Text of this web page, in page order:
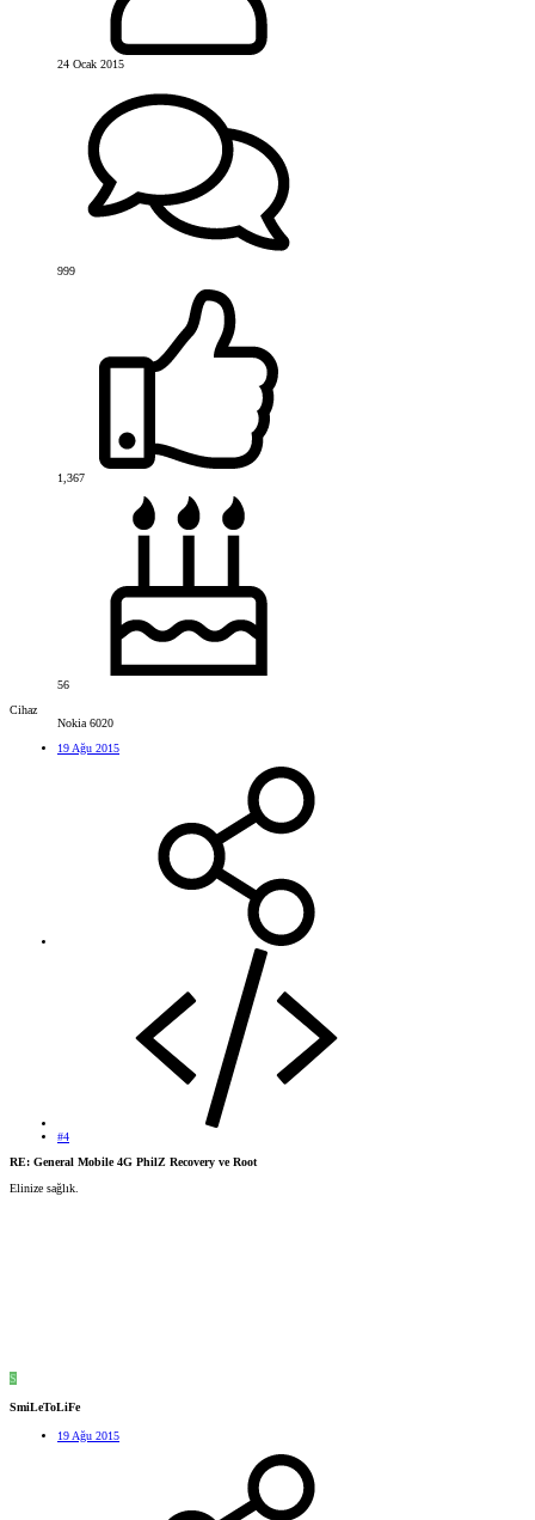
24 Ocak 2015
999
1,367
56
Cihaz
Nokia 6020
19 Ağu 2015
#4
RE: General Mobile 4G PhilZ Recovery ve Root
Elinize sağlık.
S
SmiLeToLiFe
19 Ağu 2015